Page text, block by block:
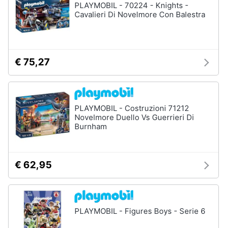
PLAYMOBIL - 70224 - Knights -
Cavalieri Di Novelmore Con Balestra
€ 75,27
PLAYMOBIL - Costruzioni 71212
Novelmore Duello Vs Guerrieri Di
Burnham
€ 62,95
PLAYMOBIL - Figures Boys - Serie 6